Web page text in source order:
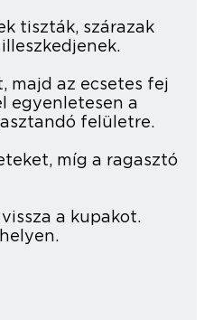
tiszták, szárazak
majd az ecsetes fej
egyenletesen a
felületre.
míg a ragasztó
a kupakot.